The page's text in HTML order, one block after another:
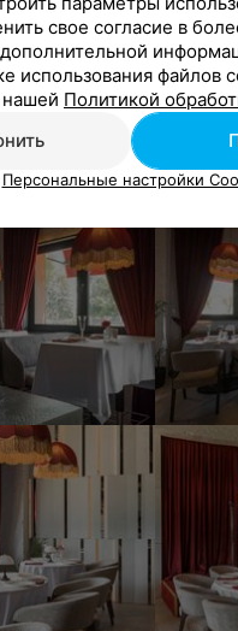
свое согласие в
использования файлов
нашей Политикой
Персональные настройки